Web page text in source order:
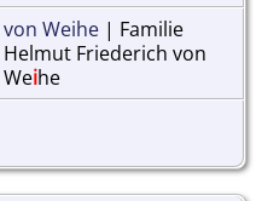
von Weihe | Familie
Helmut Friederich von
Weihe